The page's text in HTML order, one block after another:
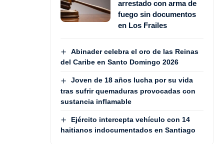
arrestado con arma de
fuego sin documentos
en Los Frailes
Abinader celebra el oro de las Reinas
del Caribe en Santo Domingo 2026
Joven de 18 años lucha por su vida
tras sufrir quemaduras provocadas con
sustancia inflamable
Ejército intercepta vehículo con 14
haitianos indocumentados en Santiago